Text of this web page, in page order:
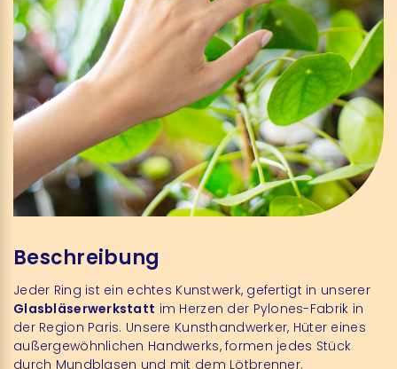
Beschreibung
Jeder Ring ist ein echtes Kunstwerk, gefertigt in unserer
Glasbläserwerkstatt im Herzen der Pylones-Fabrik in
der Region Paris. Unsere Kunsthandwerker, Hüter eines
außergewöhnlichen Handwerks, formen jedes Stück
durch Mundblasen und mit dem Lötbrenner.